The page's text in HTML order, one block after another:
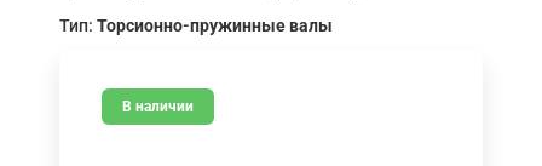
Тип: Торсионно-пружинные валы
В наличии